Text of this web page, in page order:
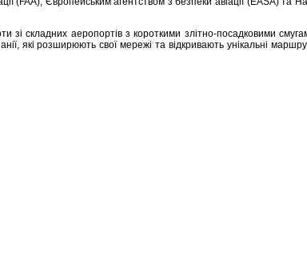
складних аеропортів з короткими злітно-посадковими
які розширюють свої мережі та відкривають унікальні